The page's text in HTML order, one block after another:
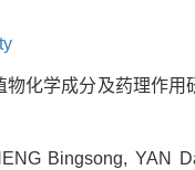
化学成分及药理作
Bingsong, YAN